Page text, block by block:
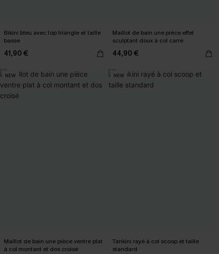
Bikini bleu avec top triangle et taille
basse
41,90 €
Maillot de bain une pièce effet
sculptant doux à col carré
44,90 €
NEW
Maillot de bain une pièce ventre plat
à col montant et dos croisé
NEW
Tankini rayé à col scoop et taille
standard